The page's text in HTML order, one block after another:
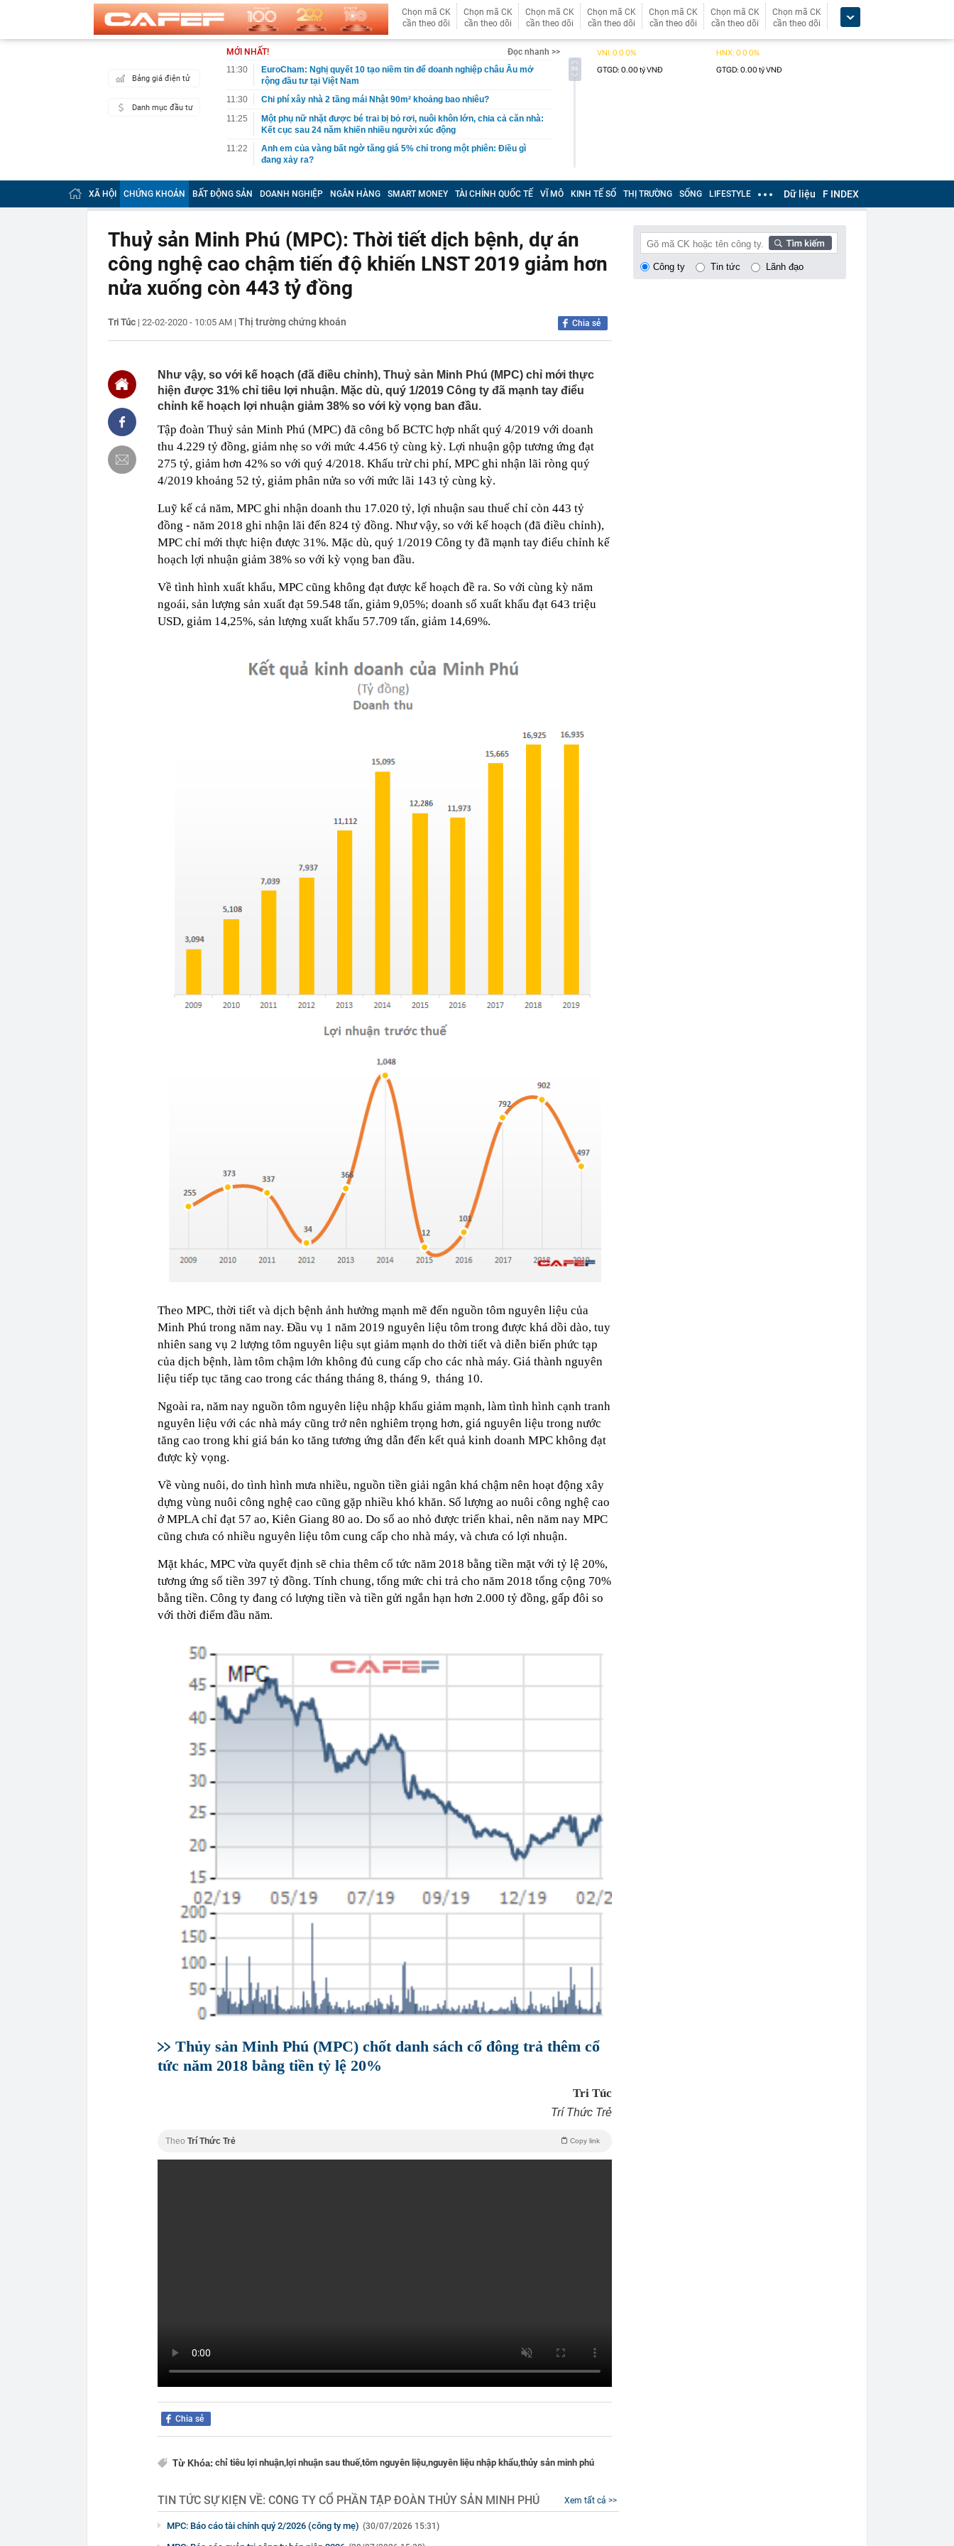
Chọn mã CK
cần theo dõi
Chọn mã CK
cần theo dõi
Chọn mã CK
cần theo dõi
Chọn mã CK
cần theo dõi
Chọn mã CK
cần theo dõi
Chọn mã CK
cần theo dõi
Chọn mã CK
cần theo dõi
Bảng giá điện tử
Danh mục đầu tư
MỚI NHẤT!
Đọc nhanh >>
11:30
EuroCham: Nghị quyết 10 tạo niềm tin để doanh nghiệp châu Âu mở
rộng đầu tư tại Việt Nam
11:30
Chi phí xây nhà 2 tầng mái Nhật 90m² khoảng bao nhiêu?
11:25
Một phụ nữ nhặt được bé trai bị bỏ rơi, nuôi khôn lớn, chia cả căn nhà:
Kết cục sau 24 năm khiến nhiều người xúc động
11:22
Anh em của vàng bất ngờ tăng giá 5% chỉ trong một phiên: Điều gì
đang xảy ra?
11:22
Đề xuất phương án NGHỈ TẾT NGUYÊN ĐÁN ĐINH MÙI, NGHỈ LỄ
QUỐC KHÁNH 2027
11:21
Phong tỏa khu vực, thu giữ 266 hiện vật vàng trị giá hơn 26 tỷ đồng do
11:18
Lý do Suneo không thể thay thế trong Doraemon
Bamboo Capital bị huỷ tư cách công ty đại chúng
CEO DeepMind từ chức, 'công thần' lâu năm rời tập đoàn thành lập
startup riêng: Cuộc đại tháo chạy nhân tài tại Google
11:12
Chủ hàng hoa quả lâu năm nói thẳng: 4 loại quả này rẻ mấy cũng đừng
11:08
Tổng thống Nga Putin bất ngờ cải tổ hàng ngũ chỉ huy quân đội
11:07
Trình Quốc hội xem xét thành lập thành phố Quảng Ninh và thành phố
11:03
Ngày 7 tháng 8 là mùa thu, hãy nhớ ăn 2 món từ "2 loại rau vàng", nếu
không bạn sẽ phải đợi đến năm sau!
11:02
PNJ triệu tập đại hội đồng cổ đông bất thường
11:00
Chính phủ đề xuất hơn 288 nghìn tỷ làm đường Vành đai 5 - Vùng Thủ
11:00
7 câu hỏi nên tự trả lời trước khi mua vàng
11:00
Thống nhất làm đường hầm Tam Đảo gần 5.800 tỷ đồng
10:58
Bên trong công trường dự án nâng cấp sân bay Cà Mau
XÃ HỘI CHỨNG KHOÁN BẤT ĐỘNG SẢN DOANH NGHIỆP NGÂN HÀNG SMART MONEY TÀI CHÍNH QUỐC TẾ VĨ MÔ KINH TẾ SỐ THỊ TRƯỜNG SỐNG LIFESTYLE Dữ liệu F INDEX
Thuỷ sản Minh Phú (MPC): Thời tiết dịch bệnh, dự án
công nghệ cao chậm tiến độ khiến LNST 2019 giảm hơn
nửa xuống còn 443 tỷ đồng
Tri Túc | 22-02-2020 - 10:05 AM | Thị trường chứng khoán Chia sẻ
Như vậy, so với kế hoạch (đã điều chỉnh), Thuỷ sản Minh Phú (MPC) chỉ mới thực
hiện được 31% chỉ tiêu lợi nhuận. Mặc dù, quý 1/2019 Công ty đã mạnh tay điểu
chỉnh kế hoạch lợi nhuận giảm 38% so với kỳ vọng ban đầu.
Tập đoàn Thuỷ sản Minh Phú (MPC) đã công bố BCTC hợp nhất quý 4/2019 với doanh
thu 4.229 tỷ đồng, giảm nhẹ so với mức 4.456 tỷ cùng kỳ. Lợi nhuận gộp tương ứng đạt
275 tỷ, giảm hơn 42% so với quý 4/2018. Khấu trừ chi phí, MPC ghi nhận lãi ròng quý
4/2019 khoảng 52 tỷ, giảm phân nửa so với mức lãi 143 tỷ cùng kỳ.
Luỹ kế cả năm, MPC ghi nhận doanh thu 17.020 tỷ, lợi nhuận sau thuế chỉ còn 443 tỷ
đồng - năm 2018 ghi nhận lãi đến 824 tỷ đồng. Như vậy, so với kế hoạch (đã điều chỉnh),
MPC chỉ mới thực hiện được 31%. Mặc dù, quý 1/2019 Công ty đã mạnh tay điểu chỉnh kế
hoạch lợi nhuận giảm 38% so với kỳ vọng ban đầu.
Về tình hình xuất khẩu, MPC cũng không đạt được kế hoạch đề ra. So với cùng kỳ năm
ngoái, sản lượng sản xuất đạt 59.548 tấn, giảm 9,05%; doanh số xuất khẩu đạt 643 triệu
USD, giảm 14,25%, sản lượng xuất khẩu 57.709 tấn, giảm 14,69%.
Theo MPC, thời tiết và dịch bệnh ảnh hưởng mạnh mẽ đến nguồn tôm nguyên liệu của
Minh Phú trong năm nay. Đầu vụ 1 năm 2019 nguyên liệu tôm trong được khá dồi dào, tuy
nhiên sang vụ 2 lượng tôm nguyên liệu sụt giảm mạnh do thời tiết và diễn biến phức tạp
của dịch bệnh, làm tôm chậm lớn không đủ cung cấp cho các nhà máy. Giá thành nguyên
liệu tiếp tục tăng cao trong các tháng tháng 8, tháng 9, tháng 10.
Ngoài ra, năm nay nguồn tôm nguyên liệu nhập khẩu giảm mạnh, làm tình hình cạnh tranh
nguyên liệu với các nhà máy cũng trở nên nghiêm trọng hơn, giá nguyên liệu trong nước
tăng cao trong khi giá bán ko tăng tương ứng dẫn đến kết quả kinh doanh MPC không đạt
được kỳ vọng.
Về vùng nuôi, do tình hình mưa nhiều, nguồn tiền giải ngân khá chậm nên hoạt động xây
dựng vùng nuôi công nghệ cao cũng gặp nhiều khó khăn. Số lượng ao nuôi công nghệ cao
ở MPLA chỉ đạt 57 ao, Kiên Giang 80 ao. Do số ao nhỏ được triển khai, nên năm nay MPC
cũng chưa có nhiều nguyên liệu tôm cung cấp cho nhà máy, và chưa có lợi nhuận.
Mặt khác, MPC vừa quyết định sẽ chia thêm cổ tức năm 2018 bằng tiền mặt với tỷ lệ 20%,
tương ứng số tiền 397 tỷ đồng. Tính chung, tổng mức chi trả cho năm 2018 tổng cộng 70%
bằng tiền. Công ty đang có lượng tiền và tiền gửi ngắn hạn hơn 2.000 tỷ đồng, gấp đôi so
với thời điểm đầu năm.
Thủy sản Minh Phú (MPC) chốt danh sách cổ đông trả thêm cổ
tức năm 2018 bằng tiền tỷ lệ 20%
Tri Túc
Trí Thức Trẻ
Theo Trí Thức Trẻ Copy link
Chia sẻ
Từ Khóa: chỉ tiêu lợi nhuận, lợi nhuận sau thuế,tôm nguyên liệu,nguyên liệu nhập khẩu,thủy sản minh phú
TIN TỨC SỰ KIỆN VỀ: CÔNG TY CỔ PHẦN TẬP ĐOÀN THỦY SẢN MINH PHÚ Xem tất cả >>
MPC: Báo cáo tài chính quý 2/2026 (công ty mẹ) (30/07/2026 15:31)
Công ty Tin tức Lãnh đạo